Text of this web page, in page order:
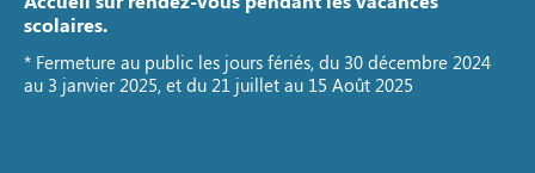
scolaires.
* Fermeture au public les jours fériés, du 30 décembre 2024
au 3 janvier 2025, et du 21 juillet au 15 Août 2025